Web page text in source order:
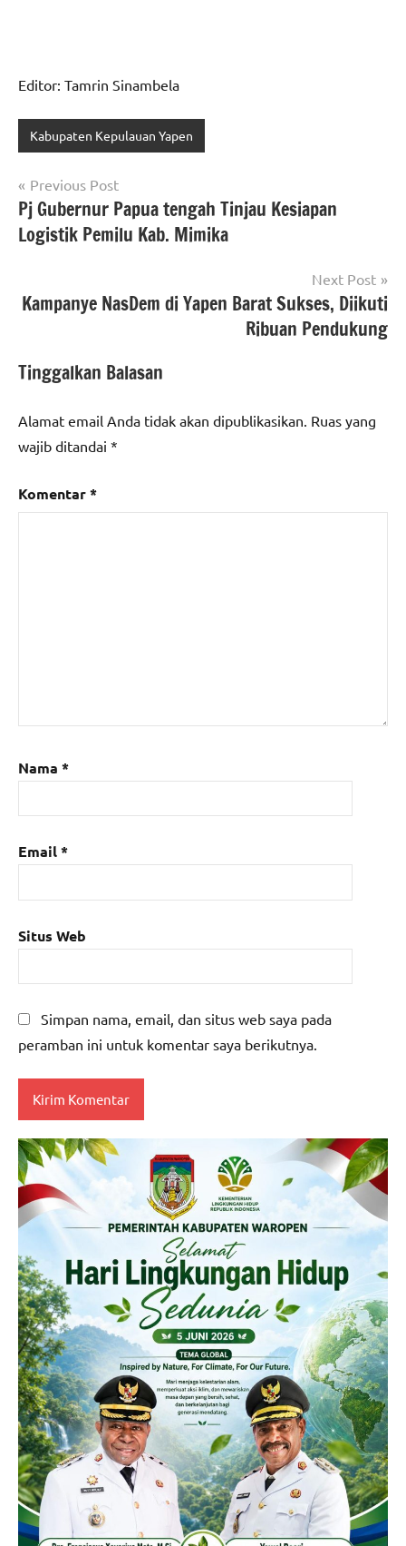
Editor: Tamrin Sinambela
Kabupaten Kepulauan Yapen
Navigasi
pos
Previous Post
Pj Gubernur Papua tengah Tinjau Kesiapan
Logistik Pemilu Kab. Mimika
Next Post
Kampanye NasDem di Yapen Barat Sukses, Diikuti
Ribuan Pendukung
Tinggalkan Balasan
Alamat email Anda tidak akan dipublikasikan. Ruas yang
wajib ditandai *
Komentar*
Nama *
Email*
Situs Web
Simpan nama, email, dan situs web saya pada
peramban ini untuk komentar saya berikutnya.